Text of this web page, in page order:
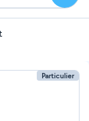
Particulier